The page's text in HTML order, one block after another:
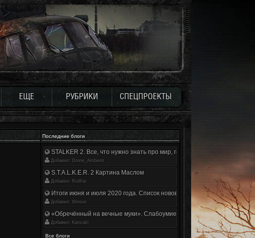
ЕЩЕ РУБРИКИ СПЕЦПРОЕКТЫ
Последние блоги
STALKER 2. Все, что нужно знать про мир, геймплей и сюжет | Разбор
Добавил: Drone_Ambient
S.T.A.L.K.E.R. 2 Картина Маслом
Добавил: RuWar
Итоги июня и июля 2020 года. Список нововведений
Добавил: Winsor
«Обречённый на вечные муки». Слабоумие и отвага
Добавил: Kanzaki
Все блоги